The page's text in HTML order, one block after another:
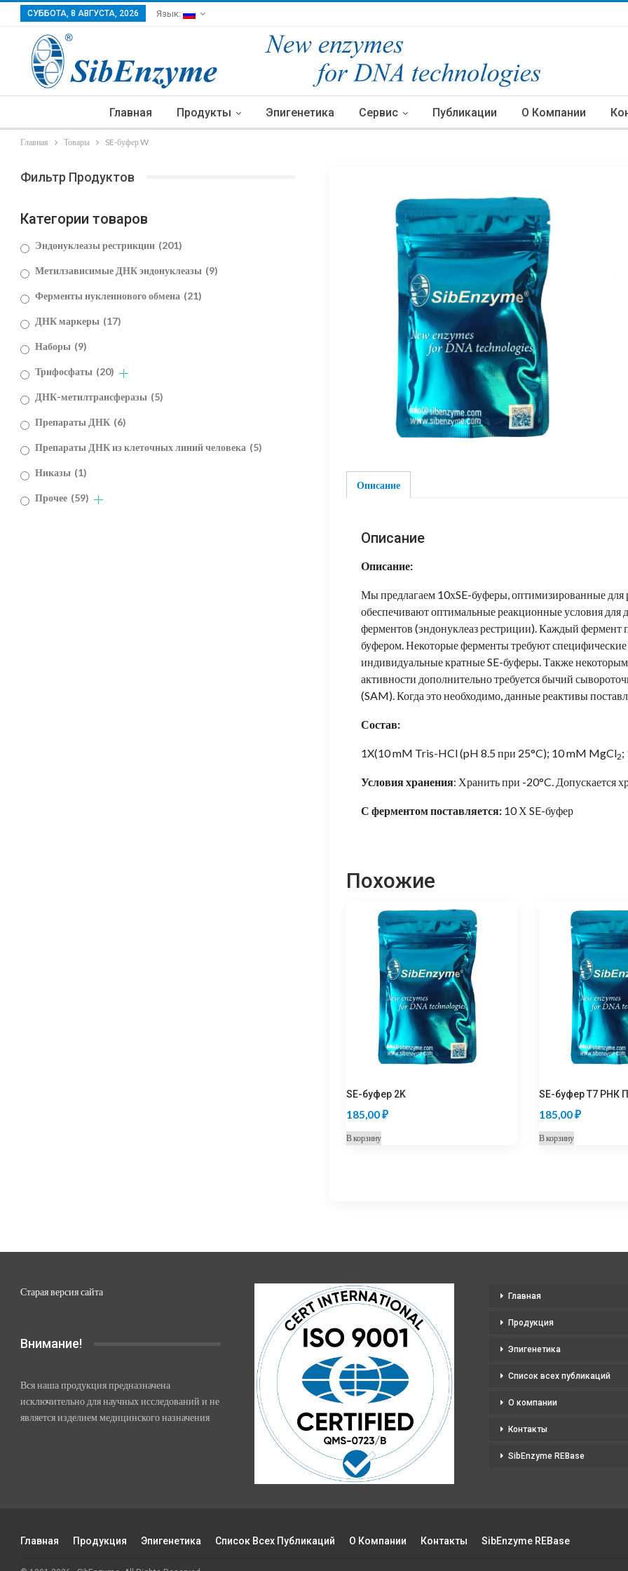
СУББОТА, 8 АВГУСТА, 2026 Язык:
Главная Продукты Эпигенетика Сервис Публикации О Компании
Главная Товары SE-буфер W
Описание
Описание
Описание:
Мы предлагаем 10хSE-буферы, оптимизированные
обеспечивают оптимальные реакционные условия
ферментов (эндонуклеаз рестриции). Каждый фермент
буфером. Некоторые ферменты требуют
индивидуальные кратные SE-буферы. Также
активности дополнительно требуется бычий
(SAM). Когда это необходимо, данные реактивы
Состав:
1X(10 mM Tris-HCl (pH 8.5 при 25°C); 10 mM MgCl2;
Условия хранения: Хранить при -20°C. Допускается
С ферментом поставляется: 10 Х SE-буфер
Похожие
SE-буфер 2K
185,00₽
В корзину
SE-буфер T7 РНК
185,00₽
В корзину
Фильтр Продуктов
Категории товаров
Эндонуклеазы рестрикции (201)
Метилзависимые ДНК эндонуклеазы (9)
Ферменты нуклеинового обмена (21)
ДНК маркеры (17)
Наборы (9)
Трифосфаты (20)
ДНК-метилтрансферазы (5)
Препараты ДНК (6)
Препараты ДНК из клеточных линий человека (5)
Никазы (1)
Прочее (59)
Старая версия сайта
Внимание!
Вся наша продукция предназначена
исключительно для научных исследований и не
является изделием медицинского назначения
Главная
Продукция
Эпигенетика
Список всех публикаций
О компании
Контакты
SibEnzyme REBase
Главная Продукция Эпигенетика Список Всех Публикаций О Компании Контакты SibEnzyme REBase